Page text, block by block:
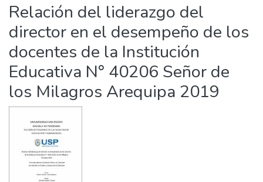
Statistics
Relación del liderazgo del
director en el desempeño de los
docentes de la Institución
Educativa N° 40206 Señor de
los Milagros Arequipa 2019